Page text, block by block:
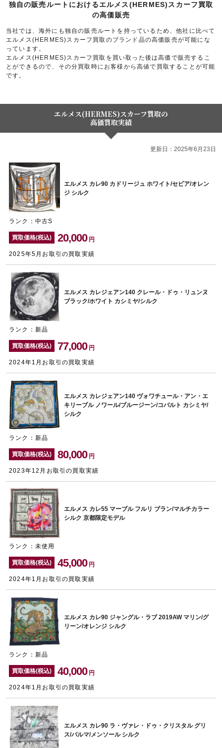
独自の販売ルートにおけるエルメス(HERMES)スカーフ買取
の高価販売
当社では、海外にも独自の販売ルートを持っているため、他社に比べて
エルメス(HERMES)スカーフ買取のブランド品の高価販売が可能にな
っています。
エルメス(HERMES)スカーフ買取を買い取った後は高価で販売するこ
とができるので、その分買取時にお客様から高値で買取することが可能
です。
エルメス(HERMES)スカーフ買取の
高価買取実績
更新日：2025年6月23日
エルメス カレ90 カドリージュ ホワイト/セビア/オレン
ジ シルク
ランク：中古S
買取価格(税込) 20,000 円
2025年5月お取引の買取実績
エルメス カレジェアン140 クレール・ドゥ・リュンヌ
ブラック/ホワイト カシミヤ/シルク
ランク：新品
買取価格(税込) 77,000 円
2024年1月お取引の買取実績
エルメス カレジェアン140 ヴォワチュール・アン・エ
キリーブル ノワール/ブルージーン/コバルト カシミヤ/
シルク
ランク：新品
買取価格(税込) 80,000 円
2023年12月お取引の買取実績
エルメス カレ55 マーブル フルリ ブラン/マルチカラー
シルク 京都限定モデル
ランク：未使用
買取価格(税込) 45,000 円
2024年1月お取引の買取実績
エルメス カレ90 ジャングル・ラブ 2019AW マリン/グ
リーン/オレンジ シルク
ランク：新品
買取価格(税込) 40,000 円
2024年1月お取引の買取実績
エルメス カレ90 ラ・ヴァレ・ドゥ・クリスタル グリ
ス/パルマ/メンソール シルク